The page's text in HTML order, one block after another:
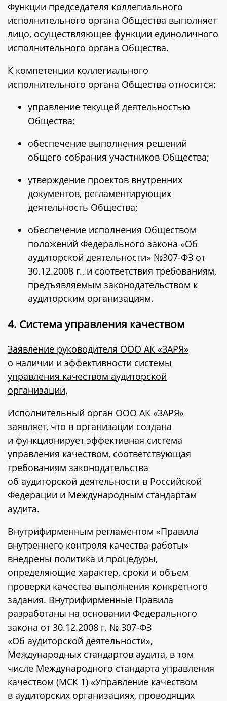
Функции председателя коллегиального
исполнительного органа Общества выполняет
лицо, осуществляющее функции единоличного
исполнительного органа Общества.
К компетенции коллегиального
исполнительного органа Общества относится:
управление текущей деятельностью
Общества;
обеспечение выполнения решений
общего собрания участников Общества;
утверждение проектов внутренних
документов, регламентирующих
деятельность Общества;
обеспечение исполнения Обществом
положений Федерального закона «Об
аудиторской деятельности» №307-ФЗ от
30.12.2008 г., и соответствия требованиям,
предъявляемым законодательством к
аудиторским организациям.
4. Система управления качеством
Заявление руководителя ООО АК «ЗАРЯ»
о наличии и эффективности системы
управления качеством аудиторской
организации.
Исполнительный орган ООО АК «ЗАРЯ»
заявляет, что в организации создана
и функционирует эффективная система
управления качеством, соответствующая
требованиям законодательства
об аудиторской деятельности в Российской
Федерации и Международным стандартам
аудита.
Внутрифирменным регламентом «Правила
внутреннего контроля качества работы»
внедрены политика и процедуры,
определяющие характер, сроки и объем
проверки качества выполнения конкретного
задания. Внутрифирменные Правила
разработаны на основании Федерального
закона от 30.12.2008 г. № 307-ФЗ
«Об аудиторской деятельности»,
Международных стандартов аудита, в том
числе Международного стандарта управления
качеством (МСК 1) «Управление качеством
в аудиторских организациях, проводящих